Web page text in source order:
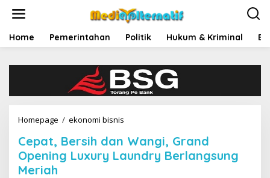
t
Home Pemerintahan Politik Hukum & Kriminal
Homepage / ekonomi bisnis
p
a
t
Cepat, Bersih dan Wangi, Grand
Opening Luxury Laundry Berlangsung
Meriah